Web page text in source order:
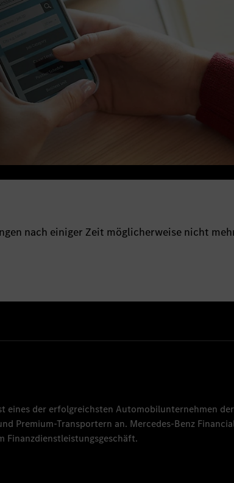
nach einiger Zeit möglicherweise nicht
eines der erfolgreichsten Automobilunternehmen
Premium-Transportern an. Mercedes-Benz
Finanzdienstleistungsgeschäft.